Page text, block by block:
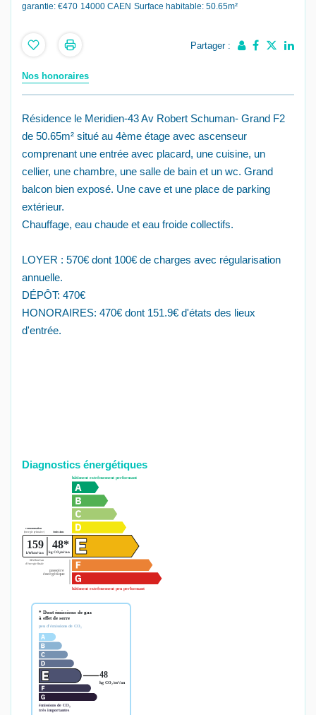
garantie: €470 14000 CAEN Surface habitable: 50.65m²
Partager :
Nos honoraires
Résidence le Meridien-43 Av Robert Schuman- Grand F2
de 50.65m² situé au 4ème étage avec ascenseur
comprenant une entrée avec placard, une cuisine, un
cellier, une chambre, une salle de bain et un wc. Grand
balcon bien exposé. Une cave et une place de parking
extérieur.
Chauffage, eau chaude et eau froide collectifs.
LOYER : 570€ dont 100€ de charges avec régularisation
annuelle.
DÉPÔT: 470€
HONORAIRES: 470€ dont 151.9€ d'états des lieux
d'entrée.
Diagnostics énergétiques